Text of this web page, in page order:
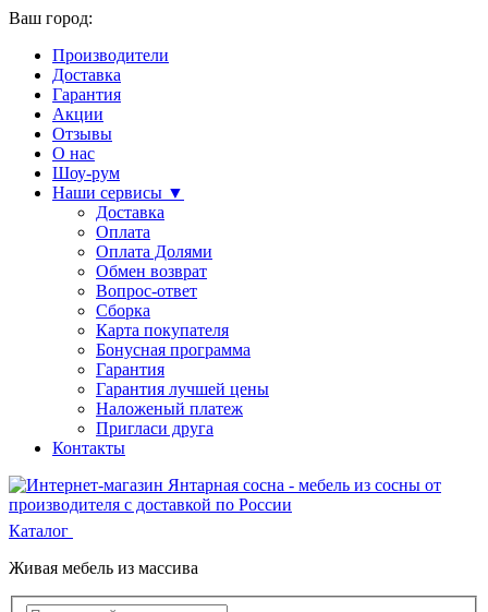
Ваш город:
Производители
Доставка
Гарантия
Акции
Отзывы
О нас
Шоу-рум
Наши сервисы ▼
Доставка
Оплата
Оплата Долями
Обмен возврат
Вопрос-ответ
Сборка
Карта покупателя
Бонусная программа
Гарантия
Гарантия лучшей цены
Наложеный платеж
Пригласи друга
Контакты
Каталог
Живая мебель из массива